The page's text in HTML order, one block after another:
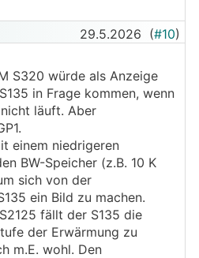
29.5.2026 (#10)
S320 würde als Anzeige
in Frage kommen, wenn
läuft. Aber
einem niedrigeren
BW-Speicher (z.B. 10 K
sich von der
ein Bild zu machen.
fällt der S135 die
der Erwärmung zu
m.E. wohl. Den